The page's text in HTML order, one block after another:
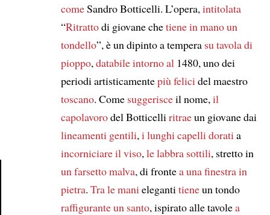
comeSandro Botticelli. L’opera, intitolata
“Ritrattodi giovane chetiene in manoun
tondello”, è un dipinto a tempera su tavola di
pioppo, databile intorno al 1480, uno dei
periodi artisticamentepiù felici del maestro
toscano. Come suggerisceil nome, il
capolavorodel Botticelli ritraeun giovane dai
lineamenti gentili, i lunghi capelli dorati a
incorniciare il viso, le labbra sottili, stretto in
un farsetto malva, di frontea una finestra in
pietra. Tra le mani eleganti tieneun tondo
raffigurante un santo, ispirato alle tavolea